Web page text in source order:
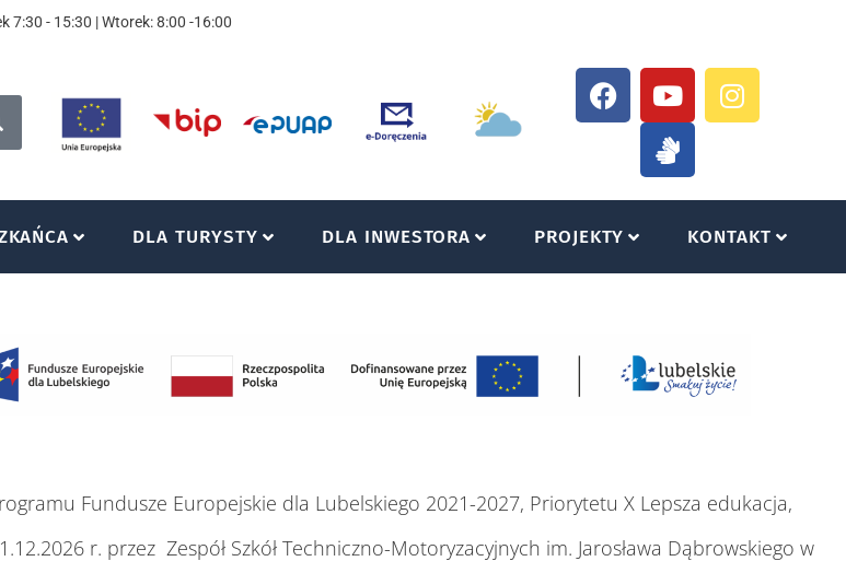
7:30 - 15:30 | Wtorek: 8:00 -16:00
DLA TURYSTY DLA INWESTORA PROJEKTY KONTAKT
Fundusze Europejskie dla Lubelskiego 2021-2027, Priorytetu X Lepsza edukacja,
r. przez Zespół Szkół Techniczno-Motoryzacyjnych im. Jarosława Dąbrowskiego w